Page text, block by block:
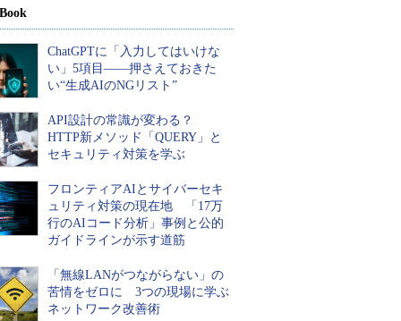
ChatGPTに「入力してはいけな
い」5項目――押さえておきた
い“生成AIのNGリスト”
API設計の常識が変わる？
HTTP新メソッド「QUERY」と
セキュリティ対策を学ぶ
フロンティアAIとサイバーセキ
ュリティ対策の現在地 「17万
行のAIコード分析」事例と公的
ガイドラインが示す道筋
「無線LANがつながらない」の
苦情をゼロに 3つの現場に学ぶ
ネットワーク改善術